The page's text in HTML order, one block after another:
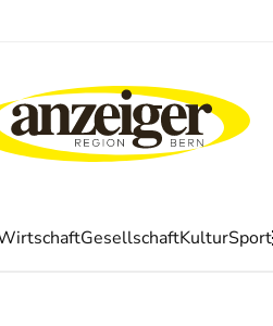
GesellschaftKulturSport